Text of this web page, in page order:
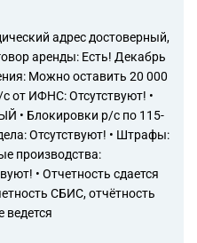
адрес достоверный,
аренды: Есть! Декабрь
Можно оставить 20 000
от ИФНС: Отсутствуют! •
• Блокировки р/с по 115-
Отсутствуют! • Штрафы:
производства:
• Отчетность сдается
СБИС, отчётность
ведется